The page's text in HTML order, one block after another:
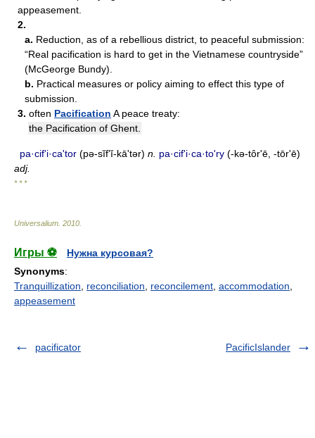
appeasement.
2.
a. Reduction, as of a rebellious district, to peaceful submission:
“Real pacification is hard to get in the Vietnamese countryside”
(McGeorge Bundy).
b. Practical measures or policy aiming to effect this type of
submission.
3. often Pacification A peace treaty:
the Pacification of Ghent.
pa·cifʹi·ca'tor (pə-sĭfʹĭ-kā'tər) n. pa·cifʹi·ca·to'ry (-kə-tôr'ē, -tōr'ē)
adj.
* * *
Universalium 2010
Игры ⚽
Нужна курсовая?
Synonyms:
Tranquillization
reconciliation reconcilement accommodation
appeasement
pacificator PacificIslander